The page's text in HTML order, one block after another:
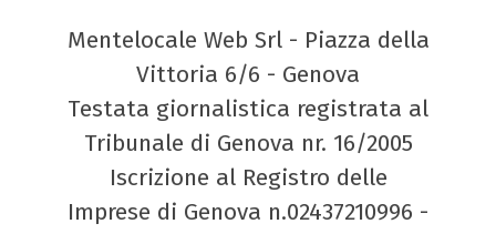
Mentelocale Web Srl - Piazza della
Vittoria 6/6 - Genova
Testata giornalistica registrata al
Tribunale di Genova nr. 16/2005
Iscrizione al Registro delle
Imprese di Genova n.02437210996 -